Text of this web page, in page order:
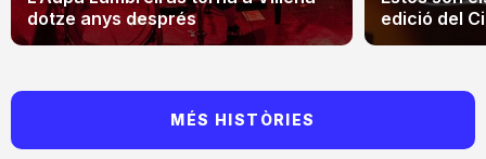
dotze anys després
edició del
MÉS HISTÒRIES